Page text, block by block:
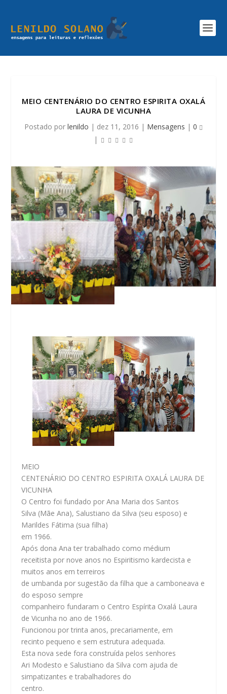
MEIO CENTENÁRIO DO CENTRO ESPIRITA OXALÁ
LAURA DE VICUNHA
Postado por lenildo | dez 11, 2016 | Mensagens | 0
|
MEIO
CENTENÁRIO DO CENTRO ESPIRITA OXALÁ LAURA DE
VICUNHA
O Centro foi fundado por Ana Maria dos Santos
Silva (Mãe Ana), Salustiano da Silva (seu esposo) e
Marildes Fátima (sua filha)
em 1966.
Após dona Ana ter trabalhado como médium
receitista por nove anos no Espiritismo kardecista e
muitos anos em terreiros
de umbanda por sugestão da filha que a camboneava e
do esposo sempre
companheiro fundaram o Centro Espírita Oxalá Laura
de Vicunha no ano de 1966.
Funcionou por trinta anos, precariamente, em
recinto pequeno e sem estrutura adequada.
Esta nova sede fora construída pelos senhores
Ari Modesto e Salustiano da Silva com ajuda de
simpatizantes e trabalhadores do
centro.